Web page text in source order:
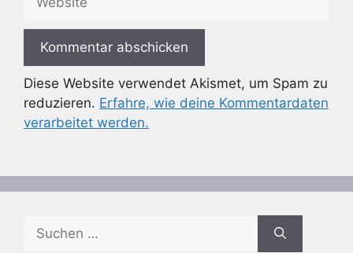
Diese Website verwendet Akismet, um Spam zu
reduzieren. Erfahre, wie deine Kommentardaten
verarbeitet werden.
Suchen
nach: